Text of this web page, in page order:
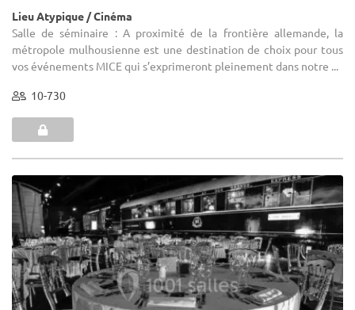
Lieu Atypique / Cinéma
Salle de séminaire : A proximité de la frontière allemande, la
métropole mulhousienne est une destination de choix pour tous
vos événements MICE qui s’exprimeront pleinement dans notre ...
10-730